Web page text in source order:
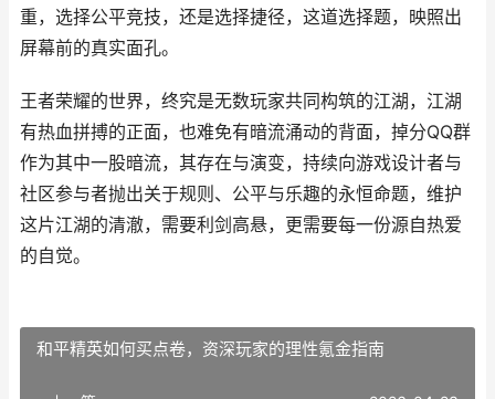
重，选择公平竞技，还是选择捷径，这道选择题，映照出
屏幕前的真实面孔。
王者荣耀的世界，终究是无数玩家共同构筑的江湖，江湖
有热血拼搏的正面，也难免有暗流涌动的背面，掉分QQ群
作为其中一股暗流，其存在与演变，持续向游戏设计者与
社区参与者抛出关于规则、公平与乐趣的永恒命题，维护
这片江湖的清澈，需要利剑高悬，更需要每一份源自热爱
的自觉。
和平精英如何买点卷，资深玩家的理性氪金指南